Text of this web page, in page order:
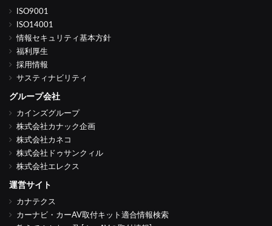
ISO9001
ISO14001
情報セキュリティ基本方針
福利厚生
採用情報
サスティナビリティ
グループ会社
カインズグループ
株式会社カナック企画
株式会社カネコ
株式会社ドゥサンクィル
株式会社エレクス
運営サイト
カナテクス
カーナビ・カーAV取付キット適合情報検索